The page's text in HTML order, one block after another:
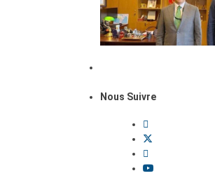
Nous Suivre